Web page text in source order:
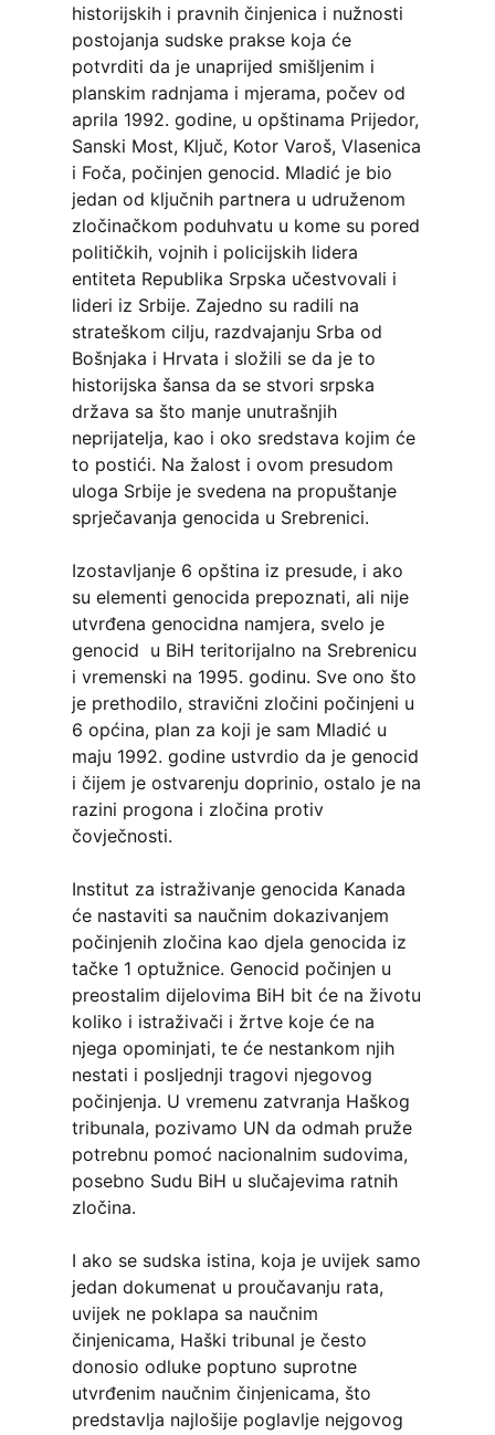
historijskih i pravnih činjenica i nužnosti
postojanja sudske prakse koja će
potvrditi da je unaprijed smišljenim i
planskim radnjama i mjerama, počev od
aprila 1992. godine, u opštinama Prijedor,
Sanski Most, Ključ, Kotor Varoš, Vlasenica
i Foča, počinjen genocid. Mladić je bio
jedan od ključnih partnera u udruženom
zločinačkom poduhvatu u kome su pored
političkih, vojnih i policijskih lidera
entiteta Republika Srpska učestvovali i
lideri iz Srbije. Zajedno su radili na
strateškom cilju, razdvajanju Srba od
Bošnjaka i Hrvata i složili se da je to
historijska šansa da se stvori srpska
država sa što manje unutrašnjih
neprijatelja, kao i oko sredstava kojim će
to postići. Na žalost i ovom presudom
uloga Srbije je svedena na propuštanje
sprječavanja genocida u Srebrenici.
Izostavljanje 6 opština iz presude, i ako
su elementi genocida prepoznati, ali nije
utvrđena genocidna namjera, svelo je
genocid u BiH teritorijalno na Srebrenicu
i vremenski na 1995. godinu. Sve ono što
je prethodilo, stravični zločini počinjeni u
6 općina, plan za koji je sam Mladić u
maju 1992. godine ustvrdio da je genocid
i čijem je ostvarenju doprinio, ostalo je na
razini progona i zločina protiv
čovječnosti.
Institut za istraživanje genocida Kanada
će nastaviti sa naučnim dokazivanjem
počinjenih zločina kao djela genocida iz
tačke 1 optužnice. Genocid počinjen u
preostalim dijelovima BiH bit će na životu
koliko i istraživači i žrtve koje će na
njega opominjati, te će nestankom njih
nestati i posljednji tragovi njegovog
počinjenja. U vremenu zatvranja Haškog
tribunala, pozivamo UN da odmah pruže
potrebnu pomoć nacionalnim sudovima,
posebno Sudu BiH u slučajevima ratnih
zločina.
I ako se sudska istina, koja je uvijek samo
jedan dokumenat u proučavanju rata,
uvijek ne poklapa sa naučnim
činjenicama, Haški tribunal je često
donosio odluke poptuno suprotne
utvrđenim naučnim činjenicama, što
predstavlja najlošije poglavlje nejgovog